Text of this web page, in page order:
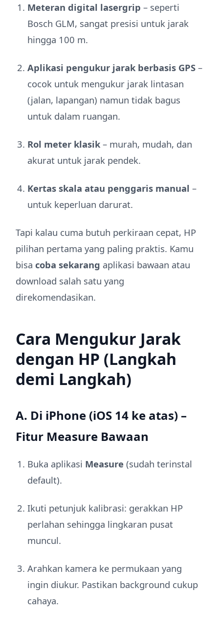
Meteran digital lasergrip – seperti
Bosch GLM, sangat presisi untuk jarak
hingga 100 m.
Aplikasi pengukur jarak berbasis GPS –
cocok untuk mengukur jarak lintasan
(jalan, lapangan) namun tidak bagus
untuk dalam ruangan.
Rol meter klasik – murah, mudah, dan
akurat untuk jarak pendek.
Kertas skala atau penggaris manual –
untuk keperluan darurat.
Tapi kalau cuma butuh perkiraan cepat, HP
pilihan pertama yang paling praktis. Kamu
bisa coba sekarang aplikasi bawaan atau
download salah satu yang
direkomendasikan.
Cara Mengukur Jarak
dengan HP (Langkah
demi Langkah)
A. Di iPhone (iOS 14 ke atas) –
Fitur Measure Bawaan
Buka aplikasi Measure (sudah terinstal
default).
Ikuti petunjuk kalibrasi: gerakkan HP
perlahan sehingga lingkaran pusat
muncul.
Arahkan kamera ke permukaan yang
ingin diukur. Pastikan background cukup
cahaya.